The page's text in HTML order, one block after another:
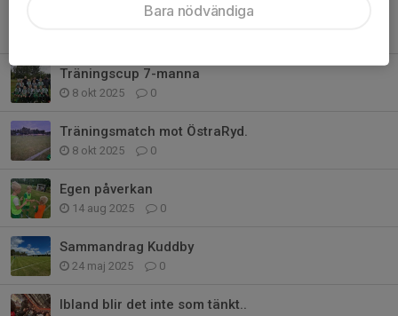
Träningscup 7-manna
8 okt 2025 0
Träningsmatch mot ÖstraRyd.
8 okt 2025 0
Egen påverkan
14 aug 2025 0
Sammandrag Kuddby
24 maj 2025 0
Ibland blir det inte som tänkt..
Bara nödvändiga